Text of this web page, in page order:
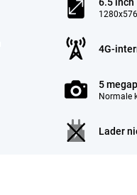
4G-
5
Normale
Lader